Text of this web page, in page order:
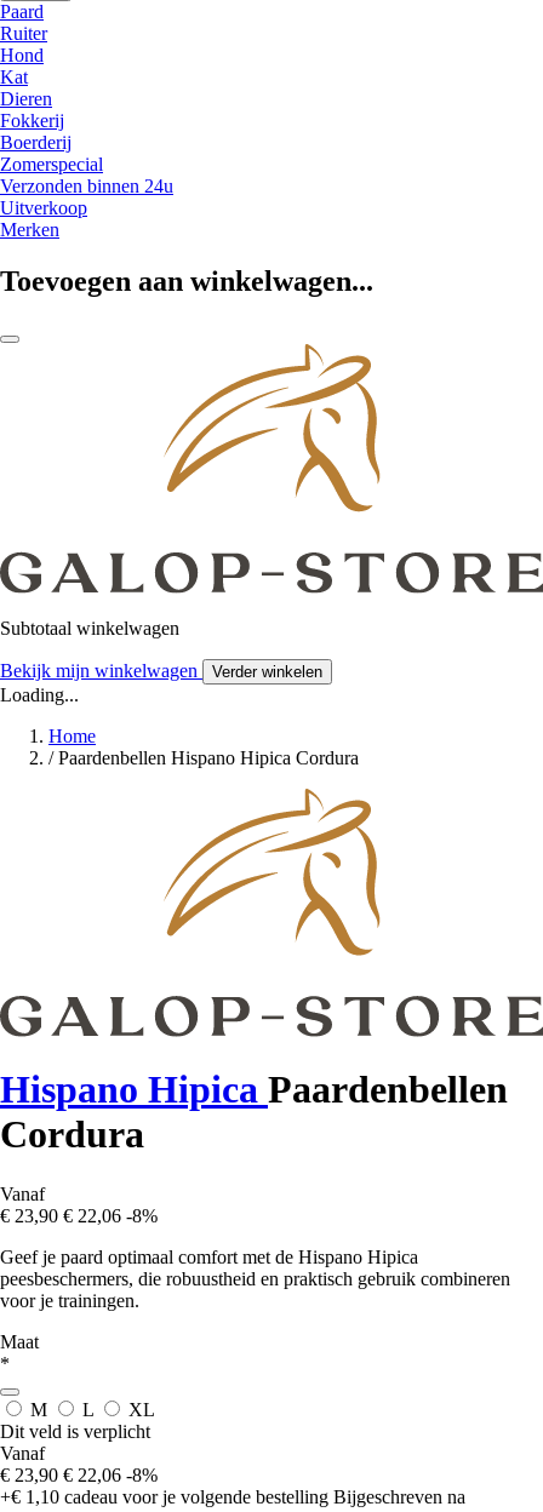
Paard
Ruiter
Hond
Kat
Dieren
Fokkerij
Boerderij
Zomerspecial
Verzonden binnen 24u
Uitverkoop
Merken
Toevoegen aan winkelwagen...
Subtotaal winkelwagen
Bekijk mijn winkelwagen Verder winkelen
Loading...
Home
/ Paardenbellen Hispano Hipica Cordura
Hispano Hipica Paardenbellen
Cordura
Vanaf
€ 23,90 € 22,06 -8%
Geef je paard optimaal comfort met de Hispano Hipica
peesbeschermers, die robuustheid en praktisch gebruik combineren
voor je trainingen.
Maat
*
M L
XL
Dit veld is verplicht
Vanaf
€ 23,90 € 22,06 -8%
+€ 1,10 cadeau voor je volgende bestelling Bijgeschreven na